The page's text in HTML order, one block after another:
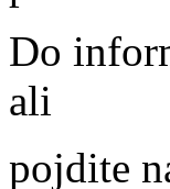
Do
ali
pojdite